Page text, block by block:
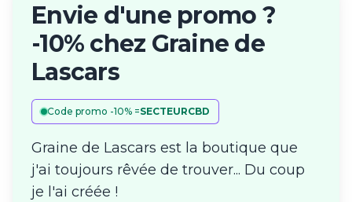
Envie d'une promo ?
-10% chez Graine de
Lascars
Code promo -10% =SECTEURCBD
Graine de Lascars est la boutique que
j'ai toujours rêvée de trouver... Du coup
je l'ai créée !